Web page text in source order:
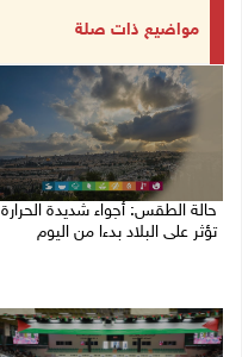
مواضيع ذات صلة
حالة الطقس: أجواء شديدة الحرارة
تؤثر على البلاد بدءا من اليوم